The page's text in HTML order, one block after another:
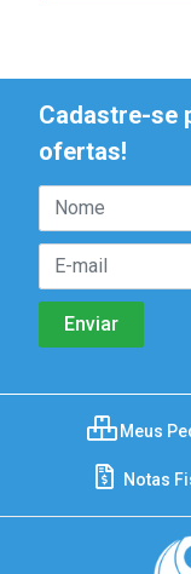
Cadastre-se
ofertas!
Meus
Notas